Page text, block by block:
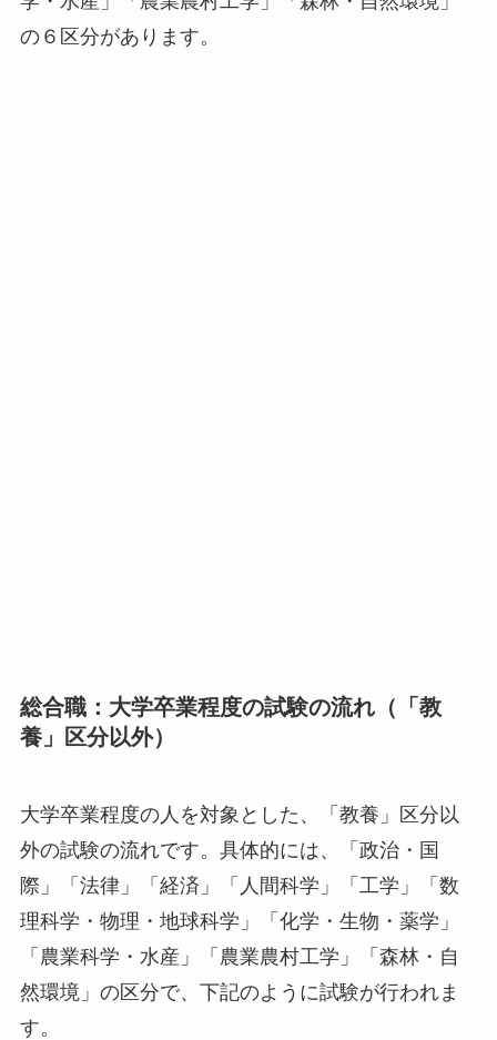
の６区分があります。
総合職：大学卒業程度の試験の流れ（「教
養」区分以外）
大学卒業程度の人を対象とした、「教養」区分以
外の試験の流れです。具体的には、「政治・国
際」「法律」「経済」「人間科学」「工学」「数
理科学・物理・地球科学」「化学・生物・薬学」
「農業科学・水産」「農業農村工学」「森林・自
然環境」の区分で、下記のように試験が行われま
す。